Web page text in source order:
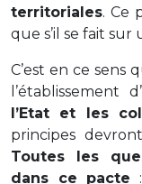
territoriales. Ce
que s’il se fait sur
C’est en ce sens
l’établissement
l’Etat et les
principes
Toutes les
dans ce pacte